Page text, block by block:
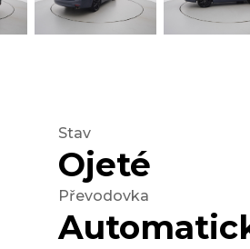
Stav
Ojeté
Převodovka